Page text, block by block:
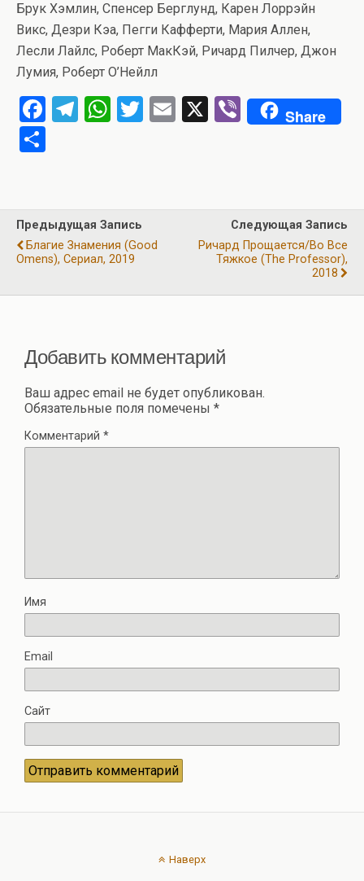
Брук Хэмлин, Спенсер Берглунд, Карен Лоррэйн
Викс, Дезри Кэа, Пегги Кафферти, Мария Аллен,
Лесли Лайлс, Роберт МакКэй, Ричард Пилчер, Джон
Лумия, Роберт О’Нейлл
F
o
o
k
T
a
m
W
A
p
p
T
E
X
Vi
b
Share
р
а
в
и
Предыдущая Запись
Благие Знамения (Good
Omens), Сериал, 2019
Следующая Запись
Ричард Прощается/Во Все
Тяжкое (The Professor),
2018
Добавить комментарий
Ваш адрес email не будет опубликован.
Обязательные поля помечены *
Комментарий *
Имя
Email
Сайт
Наверх